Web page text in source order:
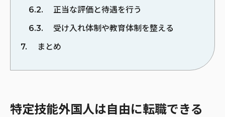
6.2
正当な評価と待遇を行う
6.3
受け入れ体制や教育体制を整える
7
まとめ
特定技能外国人は自由に転職できる